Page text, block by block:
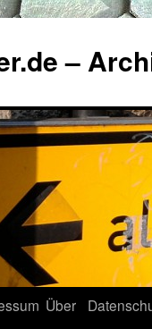
–
Über